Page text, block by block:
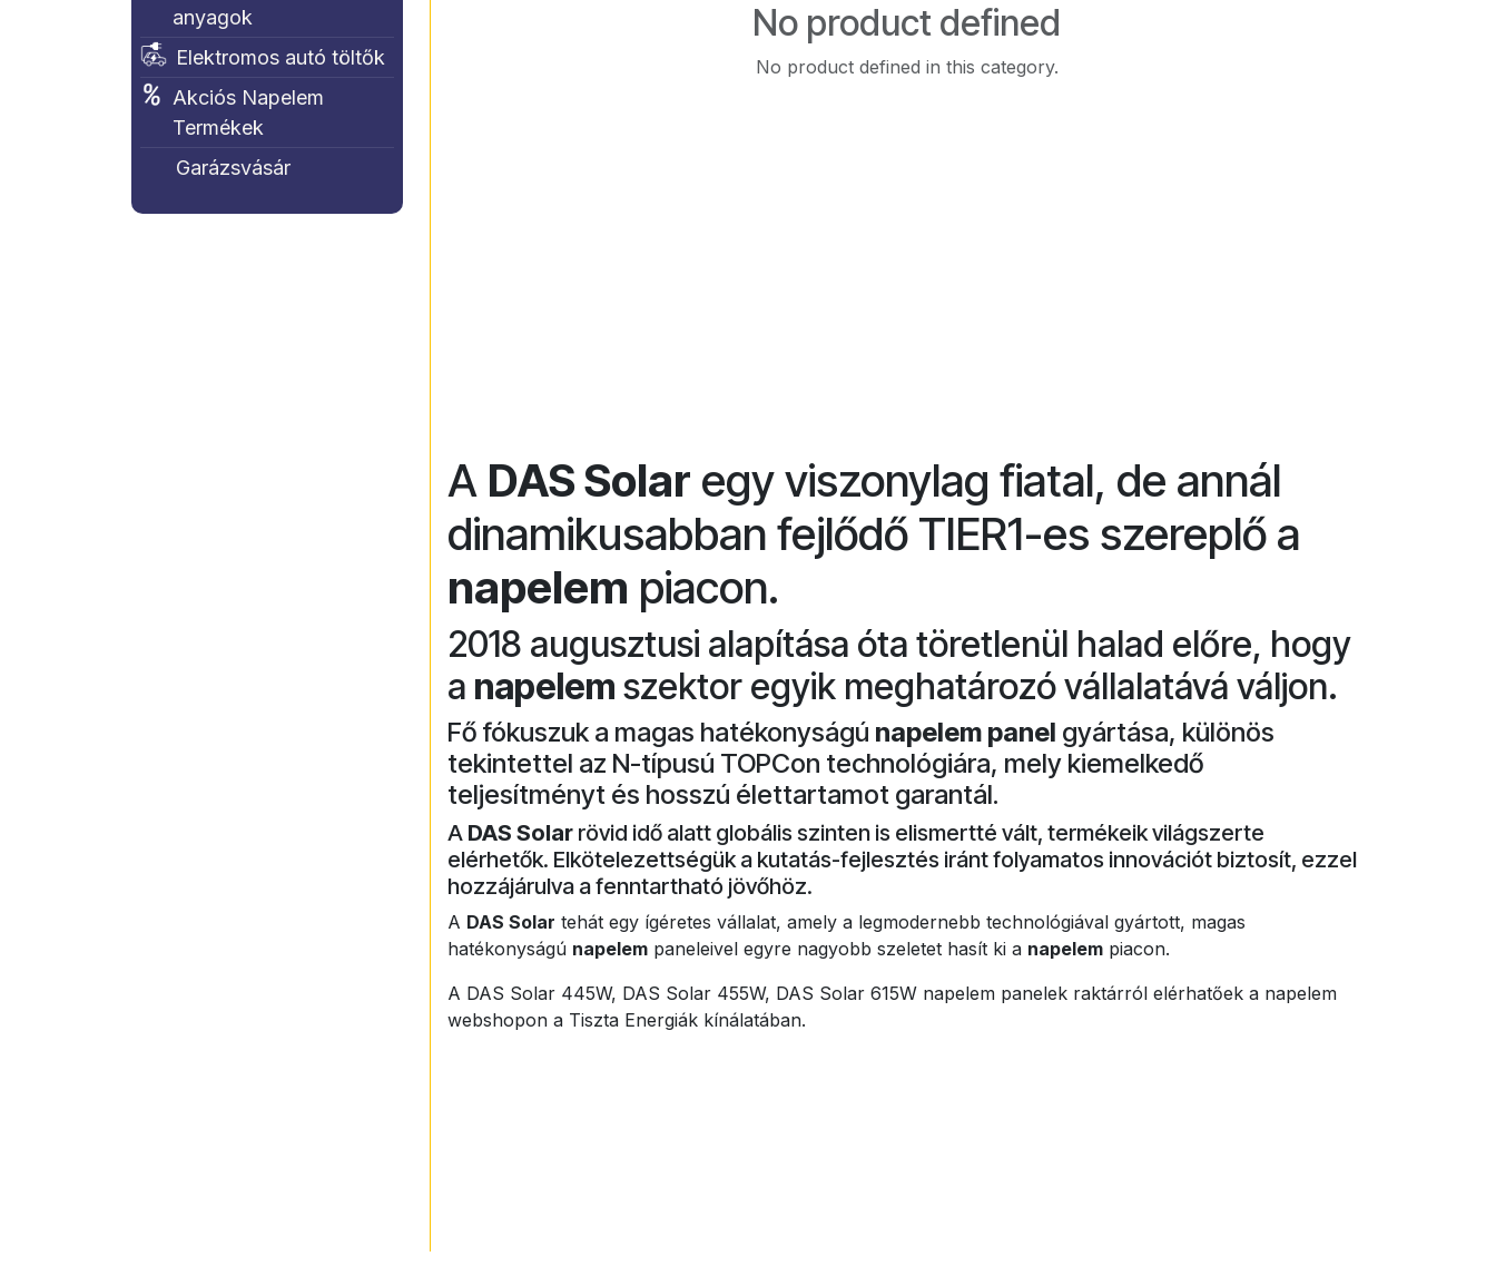
anyagok
Elektromos autó töltők
Akciós Napelem
Termékek
Garázsvásár
No product defined
No product defined in this category.
A DAS Solar egy viszonylag fiatal, de annál
dinamikusabban fejlődő TIER1-es szereplő a
napelem piacon.
2018 augusztusi alapítása óta töretlenül halad előre, hogy
a napelem szektor egyik meghatározó vállalatává váljon.
Fő fókuszuk a magas hatékonyságú napelem panel gyártása, különös
tekintettel az N-típusú TOPCon technológiára, mely kiemelkedő
teljesítményt és hosszú élettartamot garantál.
A DAS Solar rövid idő alatt globális szinten is elismertté vált, termékeik világszerte
elérhetők. Elkötelezettségük a kutatás-fejlesztés iránt folyamatos innovációt biztosít, ezzel
hozzájárulva a fenntartható jövőhöz.
A DAS Solar tehát egy ígéretes vállalat, amely a legmodernebb technológiával gyártott, magas
hatékonyságú napelem paneleivel egyre nagyobb szeletet hasít ki a napelem piacon.
A DAS Solar 445W, DAS Solar 455W, DAS Solar 615W napelem panelek raktárról elérhatőek a napelem
webshopon a Tiszta Energiák kínálatában.